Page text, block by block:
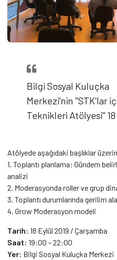
Bilgi Sosyal Kuluçka
Merkezi'nin "STK'lar
Teknikleri Atölyesi"
Atölyede aşağıdaki başlıklar
1. Toplantı planlama: Gündem
analizi
2. Moderasyonda roller ve grup
3. Toplantı durumlarında gerilim
4. Grow Moderasyon modeli
Tarih: 18 Eylül 2019 / Çarşamba
Saat: 19:00 – 22:00
Yer: Bilgi Sosyal Kuluçka Merkezi